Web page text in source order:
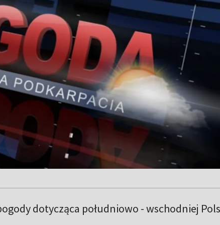
dotycząca południowo - wschodniej